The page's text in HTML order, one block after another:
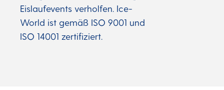
Eislaufevents verholfen. Ice-
World ist gemäß ISO 9001 und
ISO 14001 zertifiziert.